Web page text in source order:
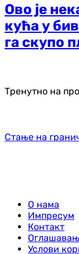
Ово је
кућа у
га скупо
Тренутно на
Стање на
О нама
Импресум
Контакт
Услови